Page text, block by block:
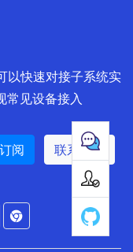
以快速对接子系统实
常见设备接入
订阅 联系销售